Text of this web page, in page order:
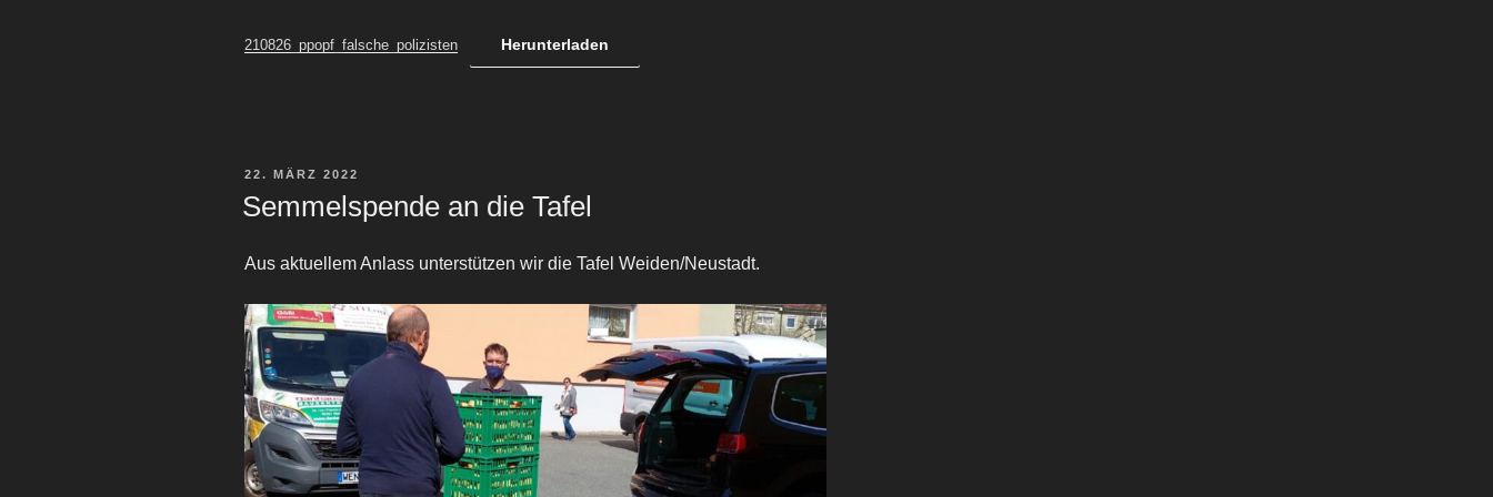
210826_ppopf_falsche_polizisten Herunterladen
VERÖFFENTLICHT
22. MÄRZ 2022
Semmelspende an die Tafel
Aus aktuellem Anlass unterstützen wir die Tafel Weiden/Neustadt.